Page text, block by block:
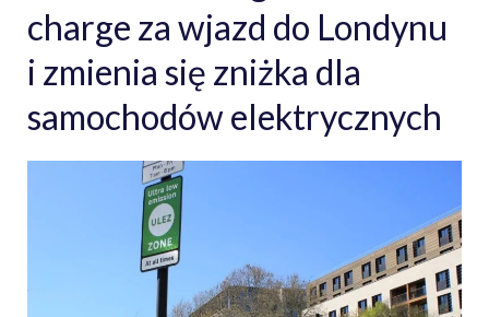
charge za wjazd do Londynu
i zmienia się zniżka dla
samochodów elektrycznych